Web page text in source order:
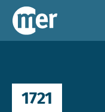
Commissie mer
1721